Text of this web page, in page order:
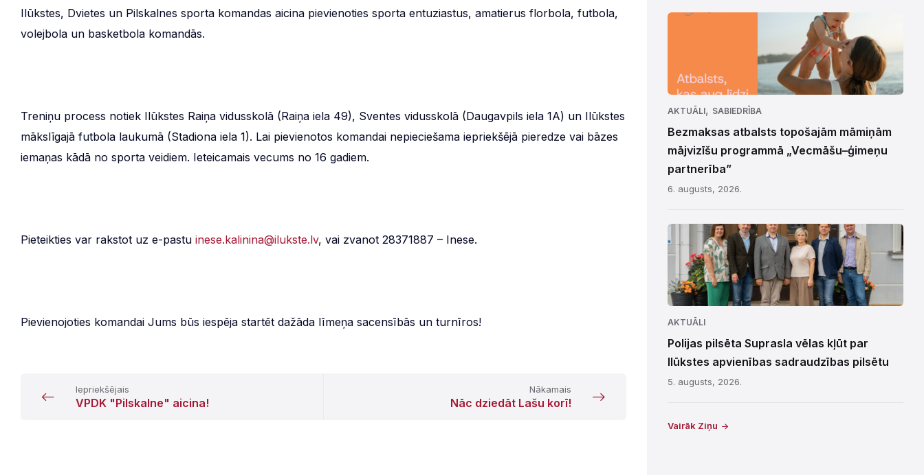
Ilūkstes, Dvietes un Pilskalnes sporta komandas aicina pievienoties sporta entuziastus, amatierus florbola, futbola,
volejbola un basketbola komandās.
Treniņu process notiek Ilūkstes Raiņa vidusskolā (Raiņa iela 49), Sventes vidusskolā (Daugavpils iela 1A) un Ilūkstes
mākslīgajā futbola laukumā (Stadiona iela 1). Lai pievienotos komandai nepieciešama iepriekšējā pieredze vai bāzes
iemaņas kādā no sporta veidiem. Ieteicamais vecums no 16 gadiem.
Pieteikties var rakstot uz e-pastu inese.kalinina@ilukste.lv, vai zvanot 28371887 – Inese.
Pievienojoties komandai Jums būs iespēja startēt dažāda līmeņa sacensībās un turnīros!
Iepriekšējais
VPDK "Pilskalne" aicina!
Nākamais
Nāc dziedāt Lašu korī!
AKTUĀLI, SABIEDRĪBA
Bezmaksas atbalsts topošajām māmiņām
mājvizīšu programmā „Vecmāšu–ģimeņu
partnerība”
6. augusts, 2026.
AKTUĀLI
Polijas pilsēta Suprasla vēlas kļūt par
Ilūkstes apvienības sadraudzības pilsētu
5. augusts, 2026.
Vairāk Ziņu